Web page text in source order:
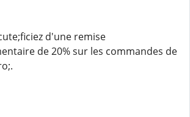
d'une remise
de 20% sur les commandes de